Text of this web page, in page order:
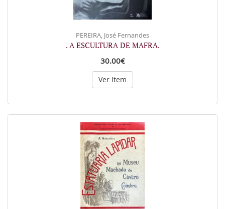
PEREIRA, José Fernandes
. A ESCULTURA DE MAFRA.
30.00€
Ver Item